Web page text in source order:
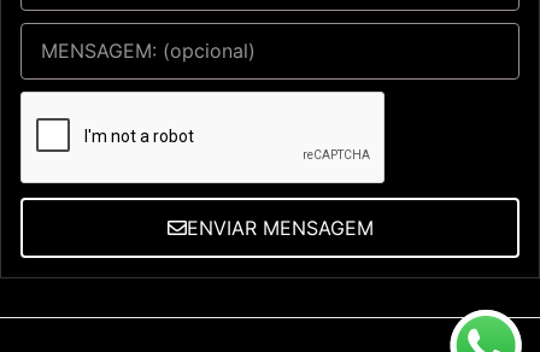
ENVIAR MENSAGEM